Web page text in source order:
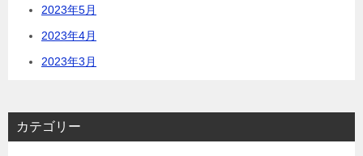
2023年5月
2023年4月
2023年3月
カテゴリー